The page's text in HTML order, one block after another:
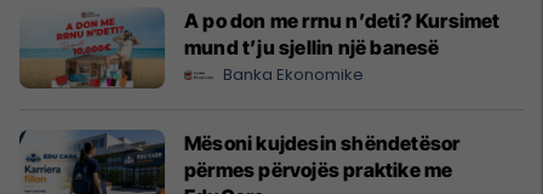
A po don me rrnu n’deti? Kursimet
mund t’ju sjellin një banesë
Banka Ekonomike
Mësoni kujdesin shëndetësor
përmes përvojës praktike me